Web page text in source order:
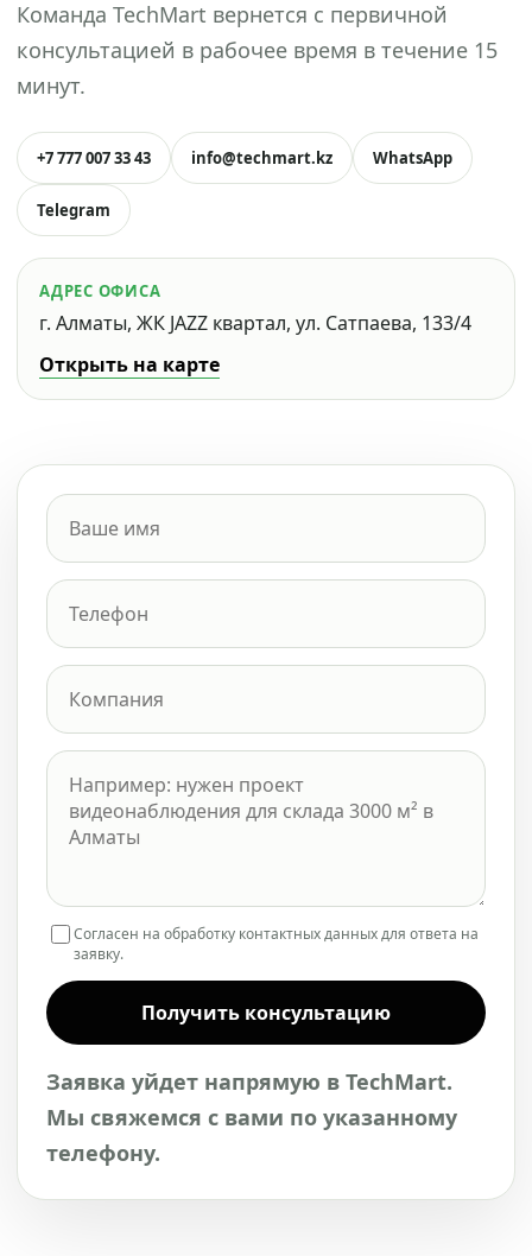
Команда TechMart вернется с первичной
консультацией в рабочее время в течение 15
минут.
+7 777 007 33 43 info@techmart.kz WhatsApp
Telegram
АДРЕС ОФИСА
г. Алматы, ЖК JAZZ квартал, ул. Сатпаева, 133/4
Открыть на карте
Согласен на обработку контактных данных для ответа на
заявку.
Получить консультацию
Заявка уйдет напрямую в TechMart.
Мы свяжемся с вами по указанному
телефону.